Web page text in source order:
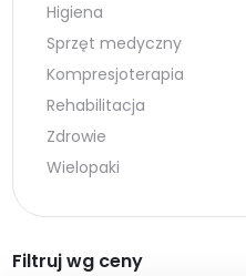
Higiena
Sprzęt medyczny
Kompresjoterapia
Rehabilitacja
Zdrowie
Wielopaki
Filtruj wg ceny